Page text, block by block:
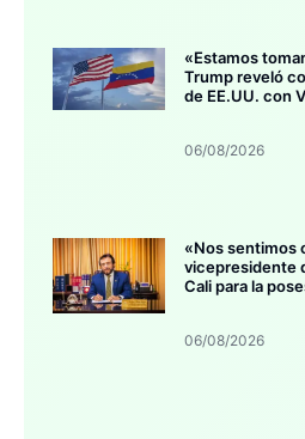
«Estamos
Trump reveló
de EE.UU. con
06/08/2026
«Nos sentimos
vicepresidente
Cali para la
06/08/2026